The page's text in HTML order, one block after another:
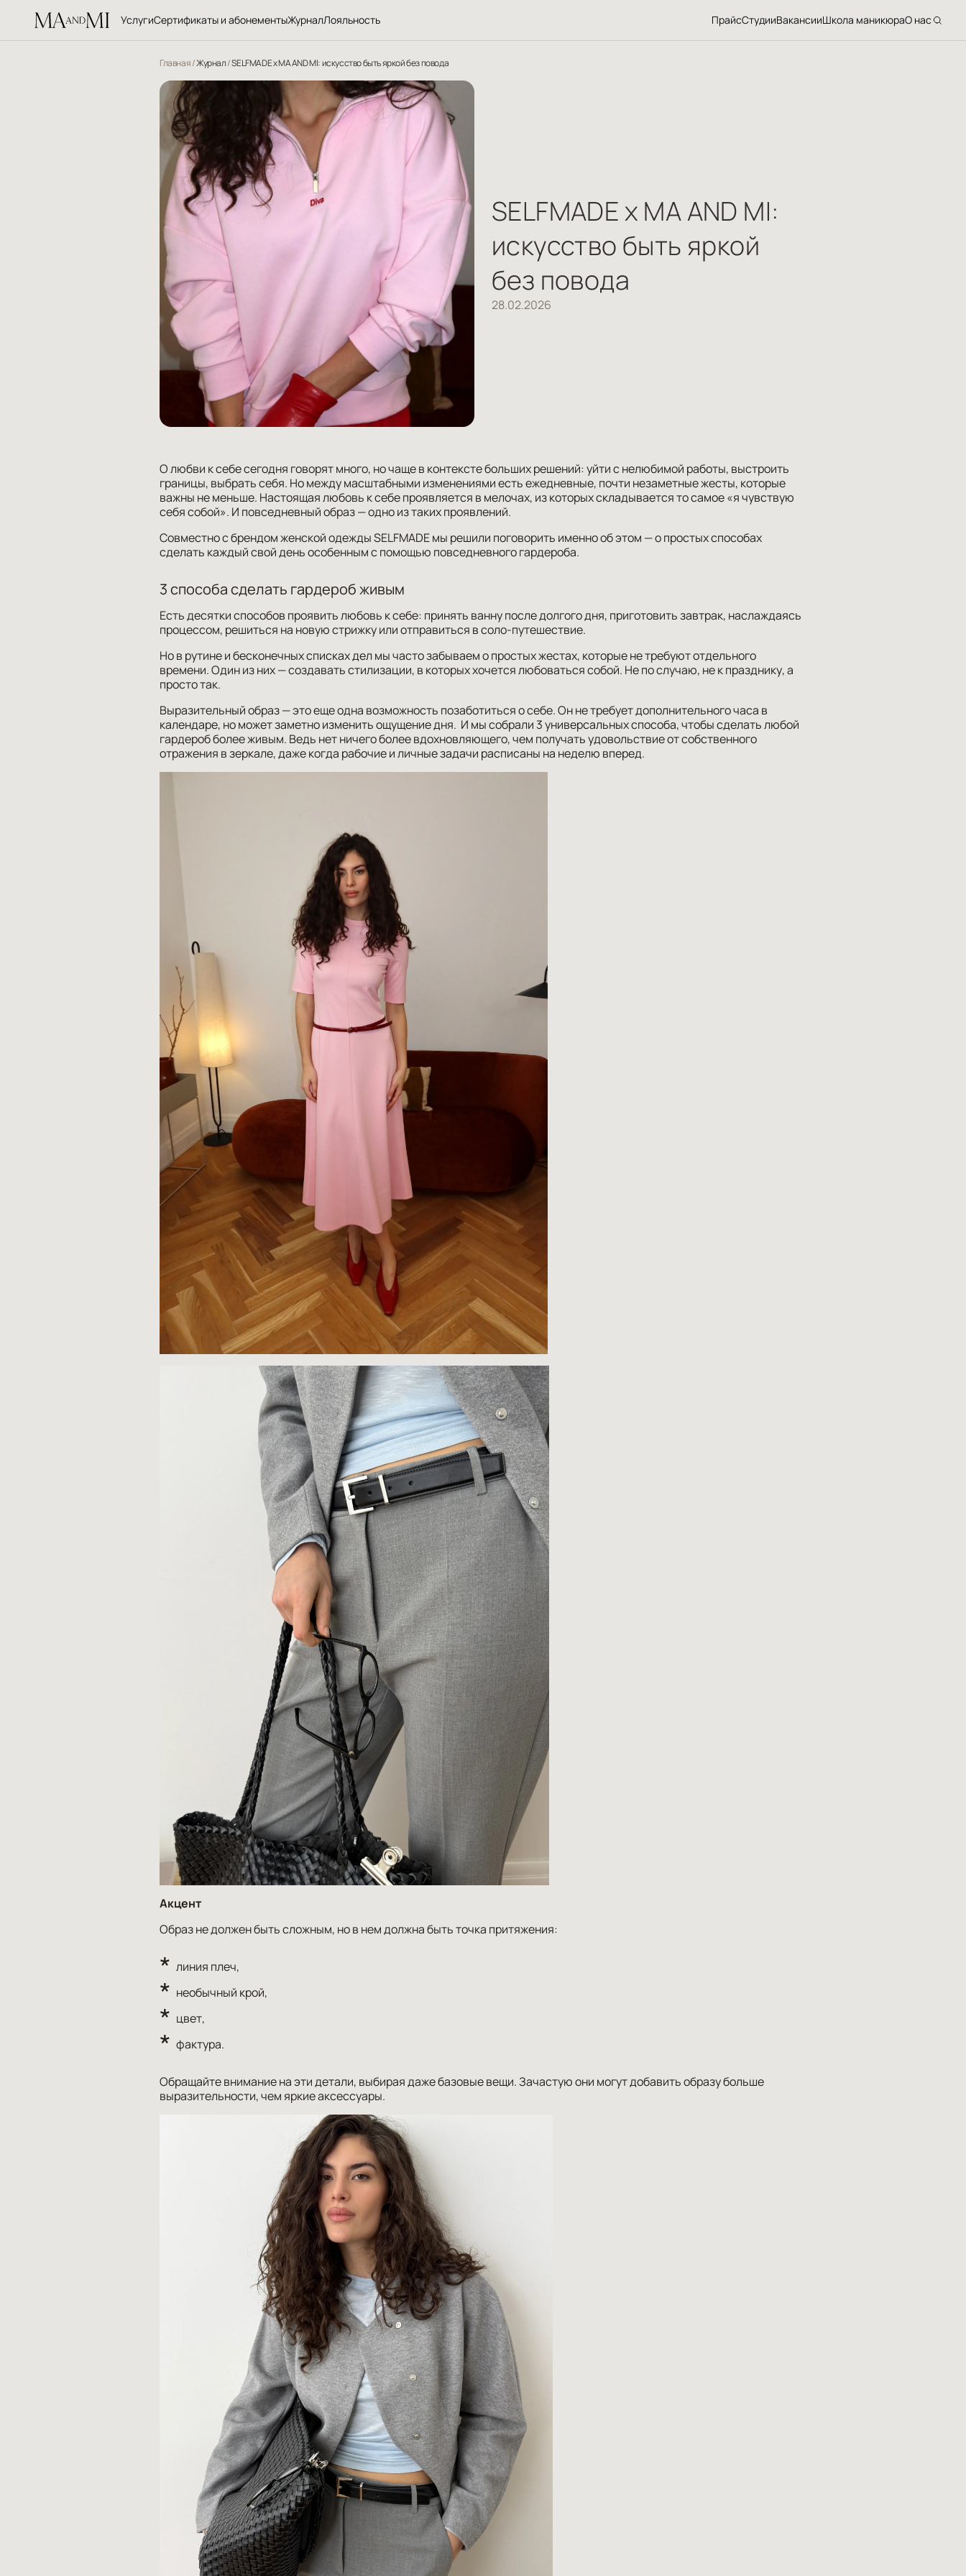
УслугиСертификаты и абонементыЖурналЛояльность ПрайсСтудииВакансииШкола маникюраО нас
Главная/Журнал/SELFMADE x MA AND MI: искусство быть яркой без повода
SELFMADE x MA AND MI:
искусство быть яркой
без повода
28.02.2026
О любви к себе сегодня говорят много, но чаще в контексте больших решений: уйти с нелюбимой работы, выстроить
границы, выбрать себя. Но между масштабными изменениями есть ежедневные, почти незаметные жесты, которые
важны не меньше. Настоящая любовь к себе проявляется в мелочах, из которых складывается то самое «я чувствую
себя собой». И повседневный образ — одно из таких проявлений.
Совместно с брендом женской одежды SELFMADE мы решили поговорить именно об этом — о простых способах
сделать каждый свой день особенным с помощью повседневного гардероба.
3 способа сделать гардероб живым
Есть десятки способов проявить любовь к себе: принять ванну после долгого дня, приготовить завтрак, наслаждаясь
процессом, решиться на новую стрижку или отправиться в соло-путешествие.
Но в рутине и бесконечных списках дел мы часто забываем о простых жестах, которые не требуют отдельного
времени. Один из них — создавать стилизации, в которых хочется любоваться собой. Не по случаю, не к празднику, а
просто так.
Выразительный образ — это еще одна возможность позаботиться о себе. Он не требует дополнительного часа в
календаре, но может заметно изменить ощущение дня. И мы собрали 3 универсальных способа, чтобы сделать любой
гардероб более живым. Ведь нет ничего более вдохновляющего, чем получать удовольствие от собственного
отражения в зеркале, даже когда рабочие и личные задачи расписаны на неделю вперед.
Акцент
Образ не должен быть сложным, но в нем должна быть точка притяжения:
линия плеч,
необычный крой,
цвет,
фактура.
Обращайте внимание на эти детали, выбирая даже базовые вещи. Зачастую они могут добавить образу больше
выразительности, чем яркие аксессуары.